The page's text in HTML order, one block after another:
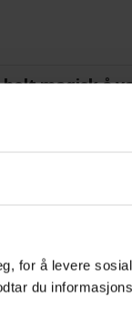
for å levere
du
magisk å
25 vodka